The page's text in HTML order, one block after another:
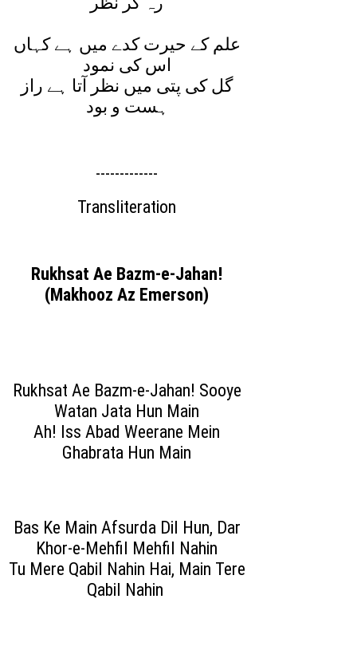
علم کے حيرت کدے ميں ہے کہاں
اس کی نمود
گل کی پتی ميں نظر آتا ہے راز
ہست و بود
-------------
Transliteration
Rukhsat Ae Bazm-e-Jahan!
(Makhooz Az Emerson)
Rukhsat Ae Bazm-e-Jahan! Sooye
Watan Jata Hun Main
Ah! Iss Abad Weerane Mein
Ghabrata Hun Main
Bas Ke Main Afsurda Dil Hun, Dar
Khor-e-Mehfil Mehfil Nahin
Tu Mere Qabil Nahin Hai, Main Tere
Qabil Nahin